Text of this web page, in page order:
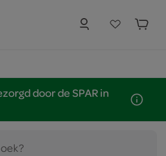
door de SPAR in